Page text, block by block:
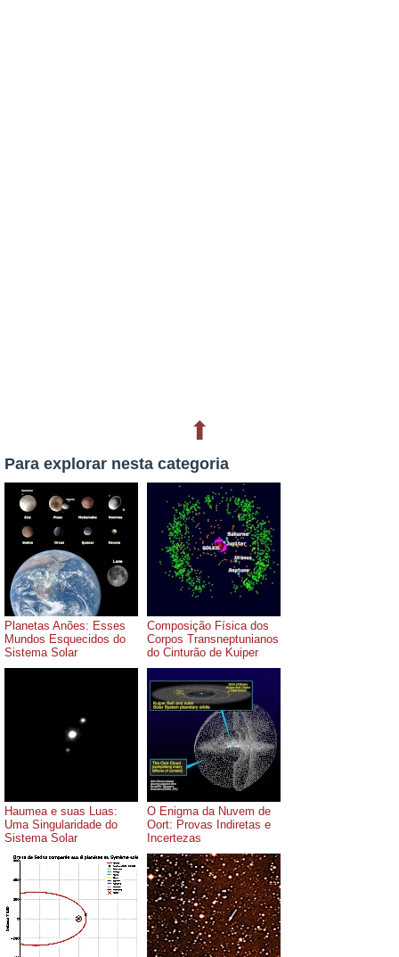
⬆
Para explorar nesta categoria
Planetas Anões: Esses
Mundos Esquecidos do
Sistema Solar
Composição Física dos
Corpos Transneptunianos
do Cinturão de Kuiper
Haumea e suas Luas:
Uma Singularidade do
Sistema Solar
O Enigma da Nuvem de
Oort: Provas Indiretas e
Incertezas